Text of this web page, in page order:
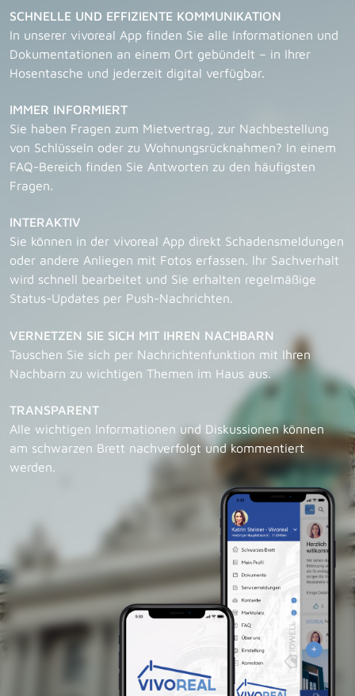
SCHNELLE UND EFFIZIENTE KOMMUNIKATION
In unserer vivoreal App finden Sie alle Informationen und
Dokumentationen an einem Ort gebündelt – in Ihrer
Hosentasche und jederzeit digital verfügbar.
IMMER INFORMIERT
Sie haben Fragen zum Mietvertrag, zur Nachbestellung
von Schlüsseln oder zu Wohnungsrücknahmen? In einem
FAQ-Bereich finden Sie Antworten zu den häufigsten
Fragen.
INTERAKTIV
Sie können in der vivoreal App direkt Schadensmeldungen
oder andere Anliegen mit Fotos erfassen. Ihr Sachverhalt
wird schnell bearbeitet und Sie erhalten regelmäßige
Status-Updates per Push-Nachrichten.
VERNETZEN SIE SICH MIT IHREN NACHBARN
Tauschen Sie sich per Nachrichtenfunktion mit Ihren
Nachbarn zu wichtigen Themen im Haus aus.
TRANSPARENT
Alle wichtigen Informationen und Diskussionen können
am schwarzen Brett nachverfolgt und kommentiert
werden.